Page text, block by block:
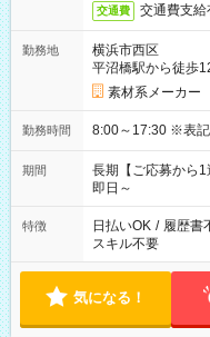
交通費 交通費支給
勤務地
横浜市西区
平沼橋駅から徒歩
素材系メーカー
勤務時間 8:00～
期間
長期【ご応募から1
即日～
特徴 日払いOK / 履歴書
スキル不要
気になる！